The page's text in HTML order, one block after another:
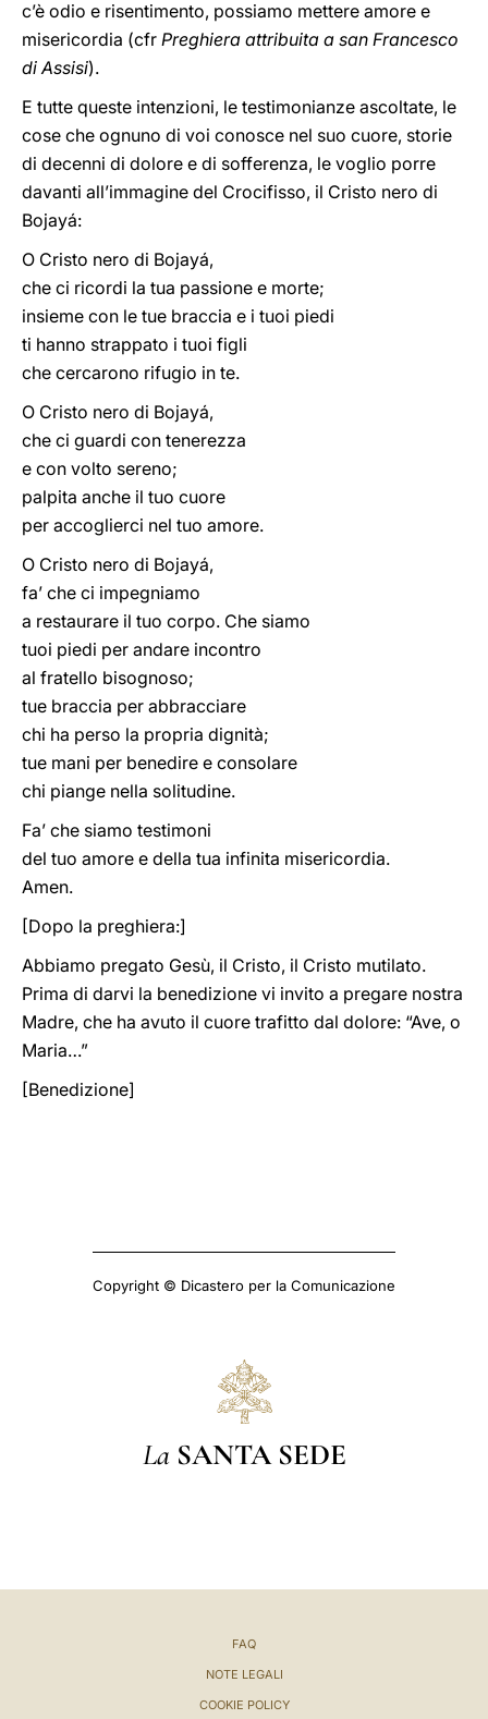
c’è odio e risentimento, possiamo mettere amore e
misericordia (cfr Preghiera attribuita a san Francesco
di Assisi).
E tutte queste intenzioni, le testimonianze ascoltate, le
cose che ognuno di voi conosce nel suo cuore, storie
di decenni di dolore e di sofferenza, le voglio porre
davanti all’immagine del Crocifisso, il Cristo nero di
Bojayá:
O Cristo nero di Bojayá,
che ci ricordi la tua passione e morte;
insieme con le tue braccia e i tuoi piedi
ti hanno strappato i tuoi figli
che cercarono rifugio in te.
O Cristo nero di Bojayá,
che ci guardi con tenerezza
e con volto sereno;
palpita anche il tuo cuore
per accoglierci nel tuo amore.
O Cristo nero di Bojayá,
fa’ che ci impegniamo
a restaurare il tuo corpo. Che siamo
tuoi piedi per andare incontro
al fratello bisognoso;
tue braccia per abbracciare
chi ha perso la propria dignità;
tue mani per benedire e consolare
chi piange nella solitudine.
Fa’ che siamo testimoni
del tuo amore e della tua infinita misericordia.
Amen.
[Dopo la preghiera:]
Abbiamo pregato Gesù, il Cristo, il Cristo mutilato.
Prima di darvi la benedizione vi invito a pregare nostra
Madre, che ha avuto il cuore trafitto dal dolore: “Ave, o
Maria…”
[Benedizione]
Copyright © Dicastero per la Comunicazione
La SANTA SEDE
FAQ
NOTE LEGALI
COOKIE POLICY